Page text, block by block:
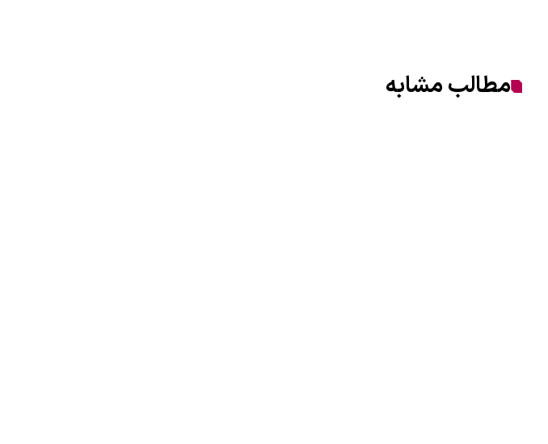
مطالب مشابه